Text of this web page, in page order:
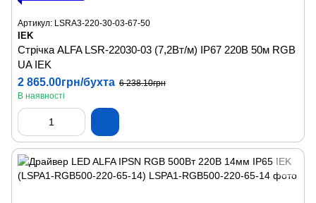
Артикул: LSRA3-220-30-03-67-50
IEK
Стрічка ALFA LSR-22030-03 (7,2Вт/м) IP67 220В 50м RGB
UA IEK
2 865.00грн/бухта 6 238.10грн
В наявності